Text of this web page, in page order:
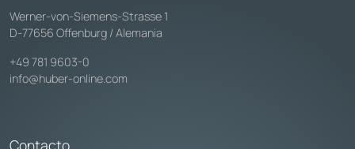
Werner-von-Siemens-Strasse 1
D-77656 Offenburg / Alemania
+49 781 9603-0
info@huber-online.com